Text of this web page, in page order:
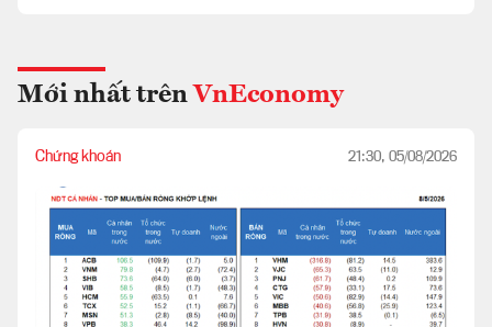
Mới nhất trên VnEconomy
Chứng khoán 21:30, 05/08/2026